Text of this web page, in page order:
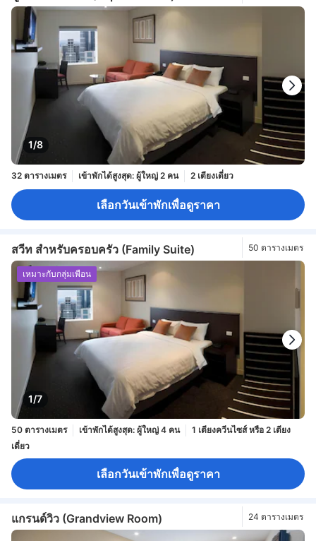
1/8
32 ตารางเมตร เข้าพักได้สูงสุด: ผู้ใหญ่ 2 คน 2 เตียงเดี่ยว
เลือกวันเข้าพักเพื่อดูราคา
สวีท สำหรับครอบครัว (Family Suite) 50 ตารางเมตร
1/7
เหมาะกับกลุ่มเพื่อน
50 ตารางเมตร เข้าพักได้สูงสุด: ผู้ใหญ่ 4 คน
1 เตียงควีนไซส์ หรือ 2 เตียง
เดี่ยว
เลือกวันเข้าพักเพื่อดูราคา
แกรนด์วิว (Grandview Room) 24 ตารางเมตร